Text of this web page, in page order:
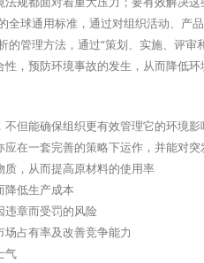
全球通用标准，通过对组织活动、
的管理方法，通过“策划、实施、评
，预防环境事故的发生，从而降低
但能确保组织更有效管理它的环境
在一套完善的策略下运作，并能对
，从而提高原材料的使用率
低生产成本
章而受罚的风险
占有率及改善竞争能力
气